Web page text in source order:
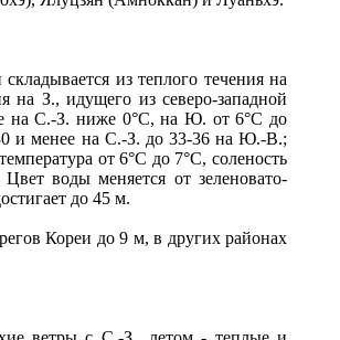
из теплого течения на
на З., идущего из северо-западной
на С.-З. ниже 0°С, на Ю. от 6°С до
и менее на С.-З. до 33-36 на Ю.-В.;
от 6°С до 7°С, соленость
воды меняется от зеленовато-
до 45 м.
Кореи до 9 м, в других районах